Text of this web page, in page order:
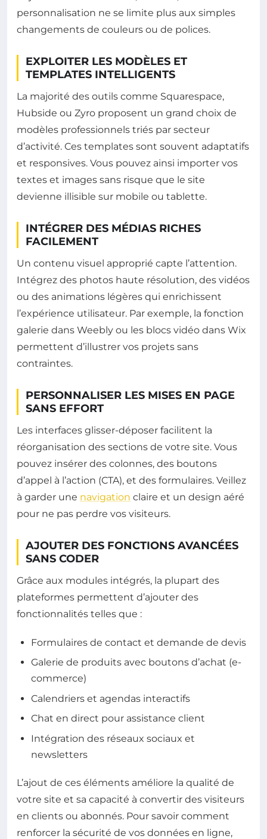
personnalisation ne se limite plus aux simples
changements de couleurs ou de polices.
EXPLOITER LES MODÈLES ET
TEMPLATES INTELLIGENTS
La majorité des outils comme Squarespace,
Hubside ou Zyro proposent un grand choix de
modèles professionnels triés par secteur
d’activité. Ces templates sont souvent adaptatifs
et responsives. Vous pouvez ainsi importer vos
textes et images sans risque que le site
devienne illisible sur mobile ou tablette.
INTÉGRER DES MÉDIAS RICHES
FACILEMENT
Un contenu visuel approprié capte l’attention.
Intégrez des photos haute résolution, des vidéos
ou des animations légères qui enrichissent
l’expérience utilisateur. Par exemple, la fonction
galerie dans Weebly ou les blocs vidéo dans Wix
permettent d’illustrer vos projets sans
contraintes.
PERSONNALISER LES MISES EN PAGE
SANS EFFORT
Les interfaces glisser-déposer facilitent la
réorganisation des sections de votre site. Vous
pouvez insérer des colonnes, des boutons
d’appel à l’action (CTA), et des formulaires. Veillez
à garder une navigation claire et un design aéré
pour ne pas perdre vos visiteurs.
AJOUTER DES FONCTIONS AVANCÉES
SANS CODER
Grâce aux modules intégrés, la plupart des
plateformes permettent d’ajouter des
fonctionnalités telles que :
Formulaires de contact et demande de devis
Galerie de produits avec boutons d’achat (e-
commerce)
Calendriers et agendas interactifs
Chat en direct pour assistance client
Intégration des réseaux sociaux et
newsletters
L’ajout de ces éléments améliore la qualité de
votre site et sa capacité à convertir des visiteurs
en clients ou abonnés. Pour savoir comment
renforcer la sécurité de vos données en ligne,